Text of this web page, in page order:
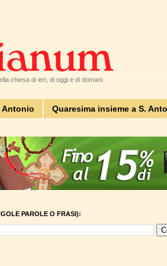
chiesa di ieri, di oggi e di domani.
Antonio Quaresima insieme a S.
PAROLE O FRASI):